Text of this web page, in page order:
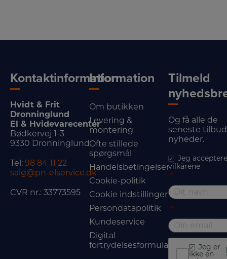
Kontaktinformation
Hvidt & Frit
Dronninglund
El & Hvidevarecenter
Bødkervej 1-3
9330 Dronninglund
Tel: 98 84 11 22
salg@pn-elservice.dk
CVR nr.: 33773595
Information
Om butikken
Levering &
montering
Ofte stillede
spørgsmål
Handelsbetingelser
Cookie-politik
Cookie indstillinger
Persondatapolitik
Kundeservice
Digital
fortrydelsesformular
Tilmeld
Og få alle de
seneste
nyheder.
Jeg
vilkårene
*
*
Jeg er
ikke en